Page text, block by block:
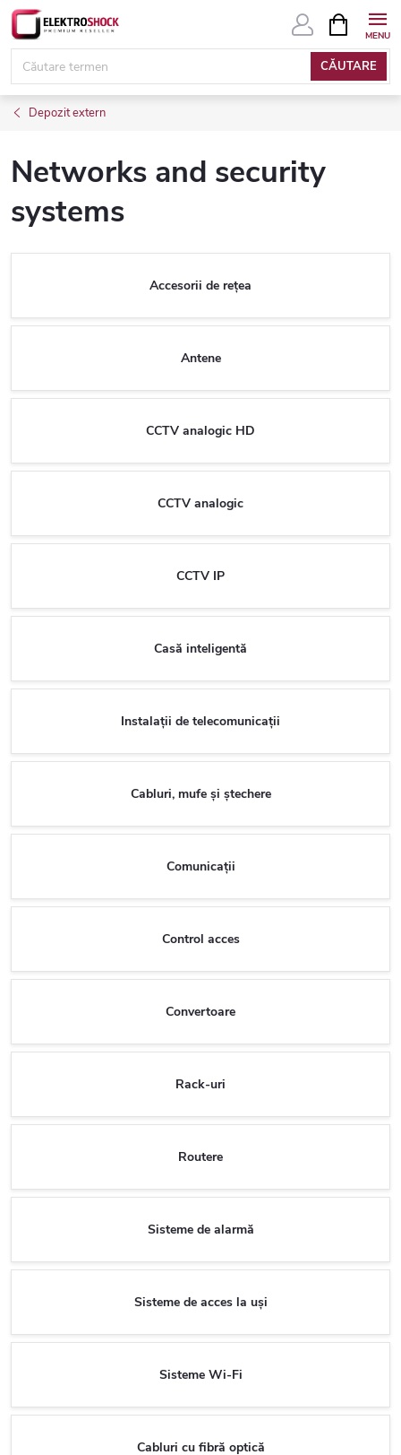
Treci
conținut
CĂUTARE
COŞ
DE
Depozit extern
Networks and security
systems
Accesorii de rețea
Antene
CCTV analogic HD
CCTV analogic
CCTV IP
Casă inteligentă
Instalații de telecomunicații
Cabluri, mufe și ștechere
Comunicații
Control acces
Convertoare
Rack-uri
Routere
Sisteme de alarmă
Sisteme de acces la uși
Sisteme Wi-Fi
Cabluri cu fibră optică